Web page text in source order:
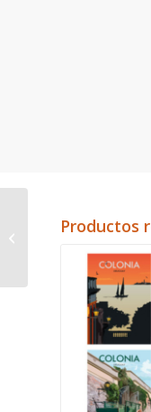
Productos
Eastern Island Chile